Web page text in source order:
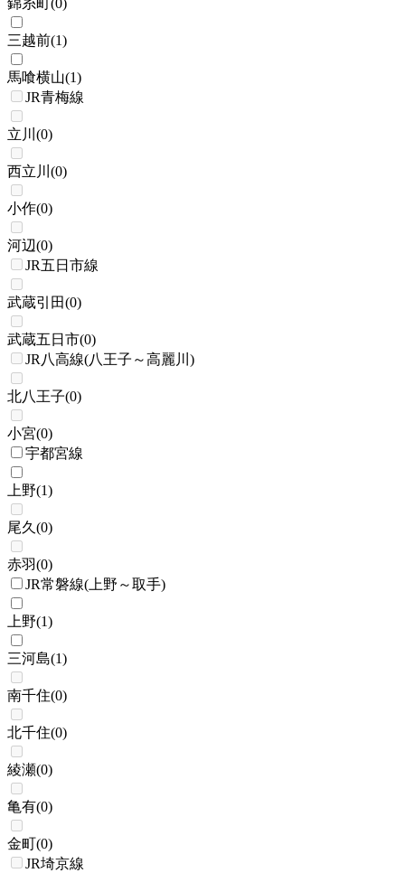
錦糸町(0)
三越前(1)
馬喰横山(1)
JR青梅線
立川 (0)
西立川 (0)
小作(0)
河辺(0)
JR五日市線
武蔵引田(0)
武蔵五日市(0)
JR八高線(八王子～高麗川)
北八王子(0)
小宮(0)
宇都宮線
上野(1)
尾久 (0)
赤羽(0)
JR常磐線(上野～取手)
上野(1)
三河島(1)
南千住(0)
北千住(0)
綾瀬(0)
亀有(0)
金町(0)
JR埼京線